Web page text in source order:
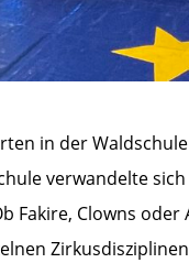
in der
verwandelte
Fakire, Clowns